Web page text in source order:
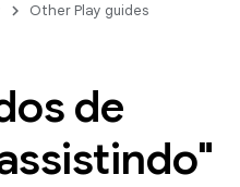
Other Play guides
de